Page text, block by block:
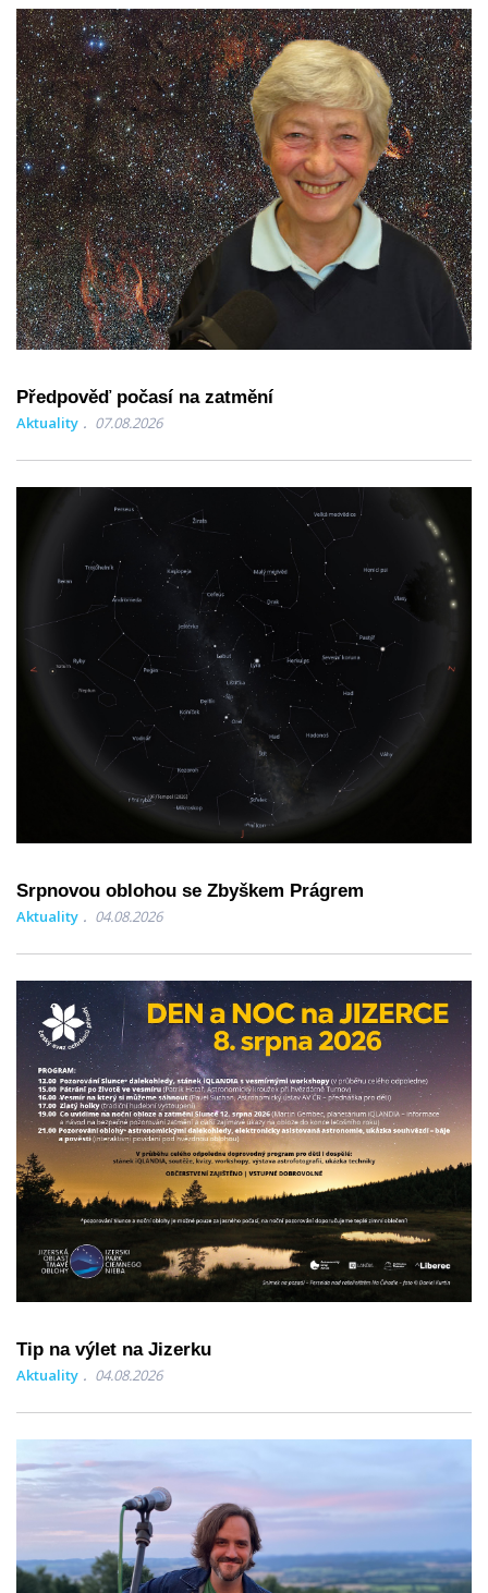
Předpověď počasí na zatmění
Aktuality 07.08.2026
Srpnovou oblohou se Zbyškem Prágrem
Aktuality 04.08.2026
Tip na výlet na Jizerku
Aktuality 04.08.2026